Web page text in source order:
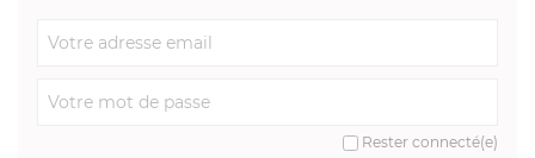
Rester connecté(e)